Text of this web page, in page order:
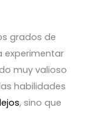
grados de
experimentar
muy valioso
habilidades
, sino que